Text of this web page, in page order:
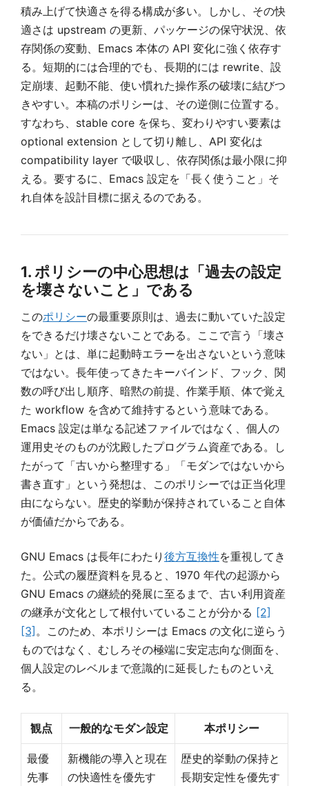
積み上げて快適さを得る構成が多い。しかし、その快
適さは upstream の更新、パッケージの保守状況、依
存関係の変動、Emacs 本体の API 変化に強く依存す
る。短期的には合理的でも、長期的には rewrite、設
定崩壊、起動不能、使い慣れた操作系の破壊に結びつ
きやすい。本稿のポリシーは、その逆側に位置する。
すなわち、stable core を保ち、変わりやすい要素は
optional extension として切り離し、API 変化は
compatibility layer で吸収し、依存関係は最小限に抑
える。要するに、Emacs 設定を「長く使うこと」そ
れ自体を設計目標に据えるのである。
1. ポリシーの中心思想は「過去の設定
を壊さないこと」である
このポリシーの最重要原則は、過去に動いていた設定
をできるだけ壊さないことである。ここで言う「壊さ
ない」とは、単に起動時エラーを出さないという意味
ではない。長年使ってきたキーバインド、フック、関
数の呼び出し順序、暗黙の前提、作業手順、体で覚え
た workflow を含めて維持するという意味である。
Emacs 設定は単なる記述ファイルではなく、個人の
運用史そのものが沈殿したプログラム資産である。し
たがって「古いから整理する」「モダンではないから
書き直す」という発想は、このポリシーでは正当化理
由にならない。歴史的挙動が保持されていること自体
が価値だからである。
GNU Emacs は長年にわたり 後方互換性を重視してき
た。公式の履歴資料を見ると、1970 年代の起源から
GNU Emacs の継続的発展に至るまで、古い利用資産
の継承が文化として根付いていることが分かる [2]
[3] 。このため、本ポリシーは Emacs の文化に逆らう
ものではなく、むしろその極端に安定志向な側面を、
個人設定のレベルまで意識的に延長したものといえ
る。
観点 一般的なモダン設定 本ポリシー
最優
先事
新機能の導入と現在
の快適性を優先す
歴史的挙動の保持と
長期安定性を優先す